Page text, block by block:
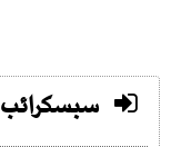
سبسکرائب